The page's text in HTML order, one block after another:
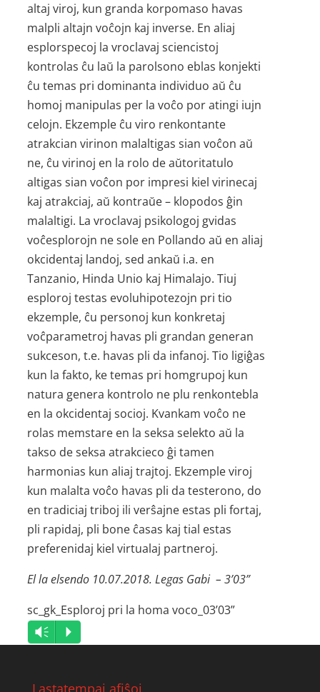
altaj viroj, kun granda korpomaso havas
malpli altajn voĉojn kaj inverse. En aliaj
esplorspecoj la vroclavaj sciencistoj
kontrolas ĉu laŭ la parolsono eblas konjekti
ĉu temas pri dominanta individuo aŭ ĉu
homoj manipulas per la voĉo por atingi iujn
celojn. Ekzemple ĉu viro renkontante
atrakcian virinon malaltigas sian voĉon aŭ
ne, ĉu virinoj en la rolo de aŭtoritatulo
altigas sian voĉon por impresi kiel virinecaj
kaj atrakciaj, aŭ kontraŭe – klopodos ĝin
malaltigi. La vroclavaj psikologoj gvidas
voĉesplorojn ne sole en Pollando aŭ en aliaj
okcidentaj landoj, sed ankaŭ i.a. en
Tanzanio, Hinda Unio kaj Himalajo. Tiuj
esploroj testas evoluhipotezojn pri tio
ekzemple, ĉu personoj kun konkretaj
voĉparametroj havas pli grandan generan
sukceson, t.e. havas pli da infanoj. Tio ligiĝas
kun la fakto, ke temas pri homgrupoj kun
natura genera kontrolo ne plu renkontebla
en la okcidentaj socioj. Kvankam voĉo ne
rolas memstare en la seksa selekto aŭ la
takso de seksa atrakcieco ĝi tamen
harmonias kun aliaj trajtoj. Ekzemple viroj
kun malalta voĉo havas pli da testerono, do
en tradiciaj triboj ili verŝajne estas pli fortaj,
pli rapidaj, pli bone ĉasas kaj tial estas
preferenidaj kiel virtualaj partneroj.
El la elsendo 10.07.2018. Legas Gabi – 3’03”
sc_gk_Esploroj pri la homa voco_03’03”
Audio
Player
Vm P
Lastatempaj afiŝoj